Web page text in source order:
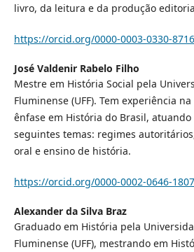
livro, da leitura e da produção
https://orcid.org/0000-0003-0330-8716
José Valdenir Rabelo Filho
Mestre em História Social pela
Fluminense (UFF). Tem experiência
ênfase em História do Brasil,
seguintes temas: regimes
oral e ensino de história.
https://orcid.org/0000-0002-0646-1807
Alexander da Silva Braz
Graduado em História pela
Fluminense (UFF), mestrando em